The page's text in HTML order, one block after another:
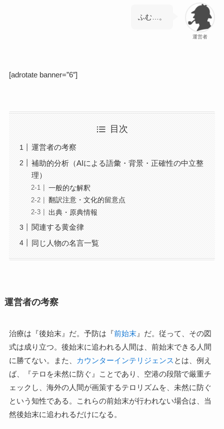
運営者
ふむ…。
[adrotate banner=”6″]
目次
運営者の考察
補助的分析（AIによる語彙・背景・正確性の中立整
理）
一般的な解釈
翻訳注意・文化的留意点
出典・原典情報
関連する黄金律
同じ人物の名言一覧
運営者の考察
治療は『後始末』だ。予防は『前始末』だ。従って、その図
式は成り立つ。後始末に追われる人間は、前始末できる人間
に勝てない。また、
カウンターインテリジェンス とは、例え
ば、『テロを未然に防ぐ』ことであり、空港の段階で厳重チ
ェックし、海外の人間が画策するテロリズムを、未然に防ぐ
という知性である。これらの前始末が行われない場合は、当
然後始末に追われるだけになる。